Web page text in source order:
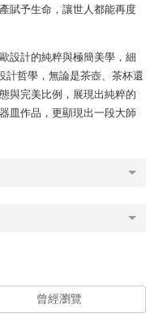
賦予生命，讓世人都能再度
設計的純粹與極簡美學，細
計哲學，無論是茶壺、茶杯還
與完美比例，展現出純粹的
皿作品，更顯現出一段大師
曾經瀏覽